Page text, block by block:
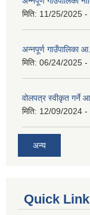
मिति: 11/25/2025 -
अन्नपूर्ण
मिति: 06/24/2025 -
वोलपत्र स्वीकृत गर्ने
मिति: 12/09/2024 -
अन्य
Quick